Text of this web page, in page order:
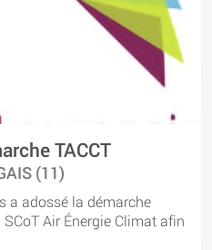
TACCT
(11)
a adossé la démarche
Air Énergie Climat afin